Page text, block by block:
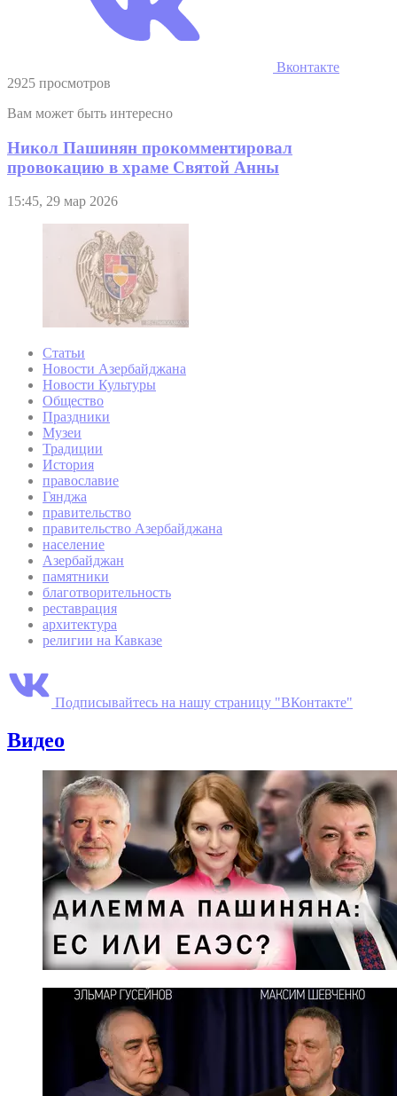
Вконтакте
2925 просмотров
Вам может быть интересно
Никол Пашинян прокомментировал
провокацию в храме Святой Анны
15:45, 29 мар 2026
Статьи
Новости Азербайджана
Новости Культуры
Общество
Праздники
Музеи
Традиции
История
православие
Гянджа
правительство
правительство Азербайджана
население
Азербайджан
памятники
благотворительность
реставрация
архитектура
религии на Кавказе
Подписывайтесь на нашу страницу "ВКонтакте"
Видео